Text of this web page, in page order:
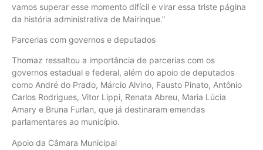
vamos superar esse momento difícil e virar essa triste página
da história administrativa de Mairinque.”
Parcerias com governos e deputados
Thomaz ressaltou a importância de parcerias com os
governos estadual e federal, além do apoio de deputados
como André do Prado, Márcio Alvino, Fausto Pinato, Antônio
Carlos Rodrigues, Vitor Lippi, Renata Abreu, Maria Lúcia
Amary e Bruna Furlan, que já destinaram emendas
parlamentares ao município.
Apoio da Câmara Municipal